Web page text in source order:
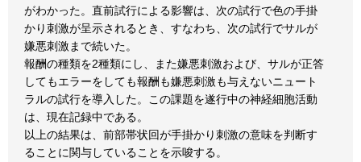
がわかった。直前試行による影響は、次の試行で色の手掛
かり刺激が呈示されるとき、すなわち、次の試行でサルが
嫌悪刺激まで続いた。
報酬の種類を2種類にし、また嫌悪刺激および、サルが正答
してもエラーをしても報酬も嫌悪刺激も与えないニュート
ラルの試行を導入した。この課題を遂行中の神経細胞活動
は、現在記録中である。
以上の結果は、前部帯状回が手掛かり刺激の意味を判断す
ることに関与していることを示唆する。